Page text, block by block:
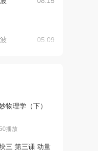
05:09
物理学（下）
播放
三 第三课 动量